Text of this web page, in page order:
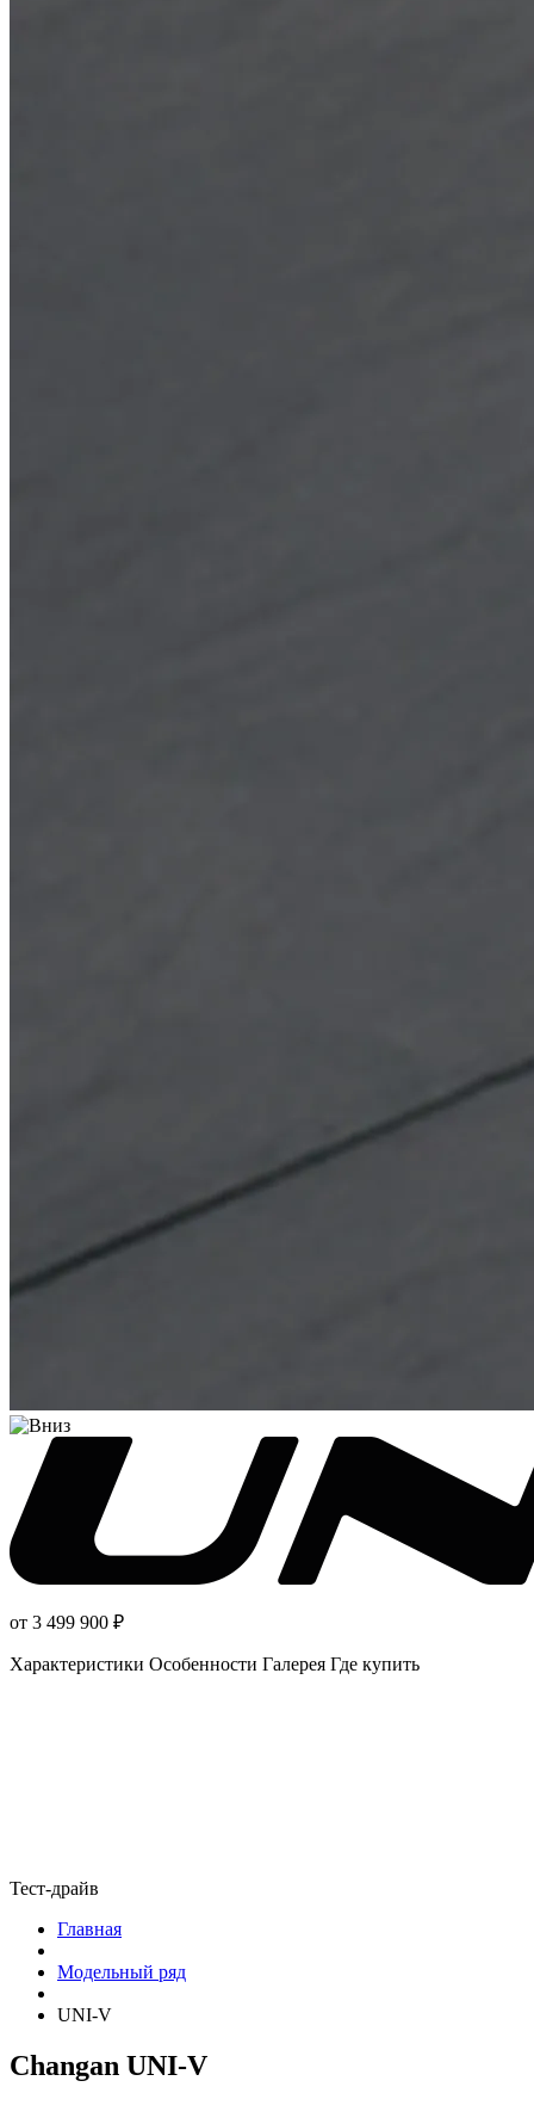
от 3 499 900 ₽
Характеристики Особенности Галерея Где купить
Тест-драйв
Главная
Модельный ряд
UNI-V
Changan UNI-V